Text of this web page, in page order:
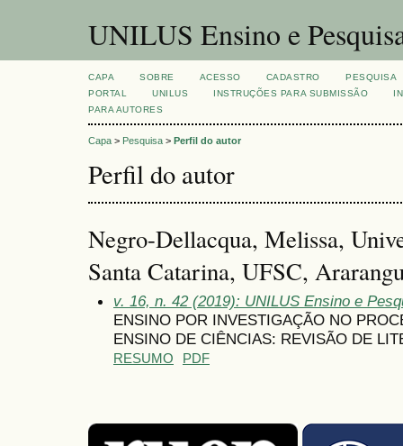
UNILUS Ensino e
CAPA SOBRE ACESSO CADASTRO
PESQUISA
PORTAL
UNILUS INSTRUÇÕES PARA SUBMISSÃO
PARA AUTORES
Capa > Pesquisa > Perfil do autor
Perfil do autor
Negro-Dellacqua, Melissa,
Santa Catarina, UFSC,
v. 16, n. 42 (2019): UNILUS Ensino e
ENSINO POR INVESTIGAÇÃO NO
ENSINO DE CIÊNCIAS: REVISÃO DE
RESUMO PDF